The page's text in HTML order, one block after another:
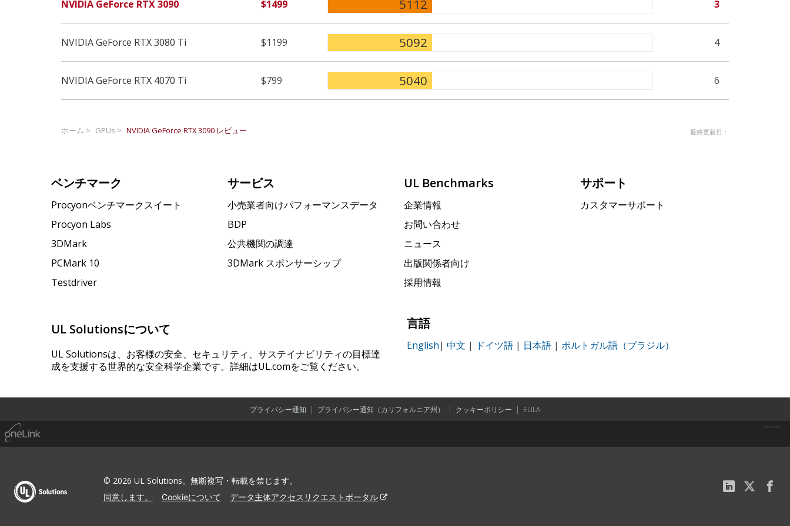
NVIDIA GeForce RTX 3090 $1499 5112 3
NVIDIA GeForce RTX 3080 Ti $1199 5092 4
NVIDIA GeForce RTX 4070 Ti $799 5040 6
ホーム > GPUs > NVIDIA GeForce RTX 3090 レビュー 最終更新日：
ベンチマーク
Procyonベンチマークスイート
Procyon Labs
3DMark
PCMark 10
Testdriver
サービス
小売業者向けパフォーマンスデータ
BDP
公共機関の調達
3DMark スポンサーシップ
UL Benchmarks
企業情報
お問い合わせ
ニュース
出版関係者向け
採用情報
サポート
カスタマーサポート
UL Solutionsについて
UL Solutionsは、お客様の安全、セキュリティ、サステイナビリティの目標達
成を支援する世界的な安全科学企業です。詳細はUL.comをご覧ください。
言語
English| 中文 | ドイツ語 | 日本語 | ポルトガル語（ブラジル）
プライバシー通知 | プライバシー通知（カリフォルニア州） | クッキーポリシー | EULA
© 2026 UL Solutions。無断複写・転載を禁じます。
同意します。 Cookieについて データ主体アクセスリクエストポータル